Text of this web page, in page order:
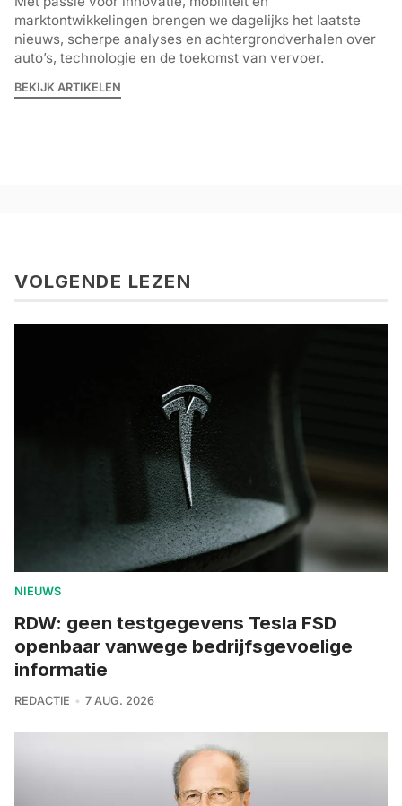
marktontwikkelingen brengen we dagelijks het laatste
nieuws, scherpe analyses en achtergrondverhalen over
auto’s, technologie en de toekomst van vervoer.
BEKIJK ARTIKELEN
VOLGENDE LEZEN
NIEUWS
RDW: geen testgegevens Tesla FSD
openbaar vanwege bedrijfsgevoelige
informatie
REDACTIE 7 AUG. 2026